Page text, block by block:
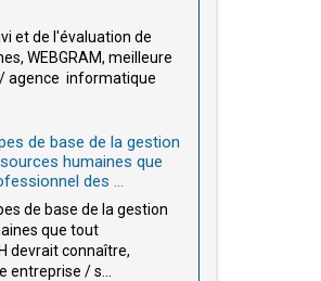
et de l'évaluation de
WEBGRAM, meilleure
agence informatique
de base de la gestion
humaines que
des ...
de base de la gestion
que tout
devrait connaître,
entreprise / s...